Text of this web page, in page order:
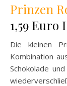
Prinzen
1,59 Euro
Die kleinen
Kombination
Schokolade